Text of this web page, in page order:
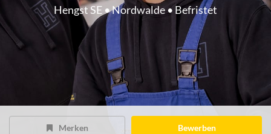
Hengst SE • Nordwalde • Befristet
Merken Bewerben